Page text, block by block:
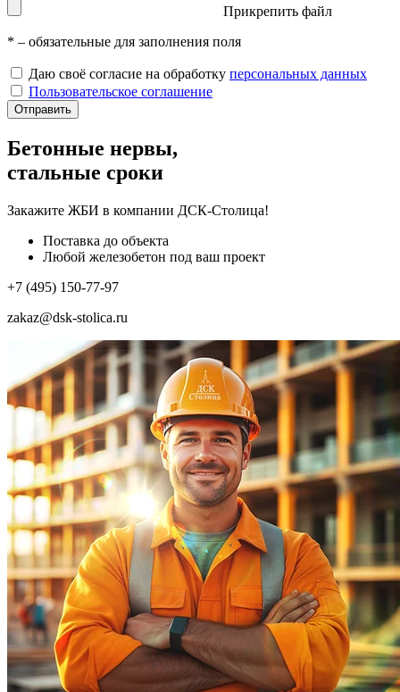
Прикрепить файл
* – обязательные для заполнения поля
Даю своё согласие на обработку персональных данных
Пользовательское соглашение
Отправить
Бетонные нервы,
стальные сроки
Закажите ЖБИ в компании ДСК-Столица!
Поставка до объекта
Любой железобетон под ваш проект
+7 (495) 150-77-97
zakaz@dsk-stolica.ru